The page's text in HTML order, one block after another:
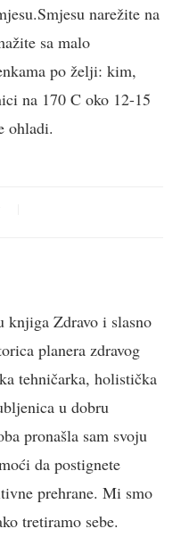
narežite na
sa malo
po želji: kim,
na 170 C oko 12-15
ohladi.
knjiga Zdravo i slasno
planera zdravog
tehničarka, holistička
u dobru
pronašla sam svoju
da postignete
prehrane. Mi smo
tretiramo sebe.